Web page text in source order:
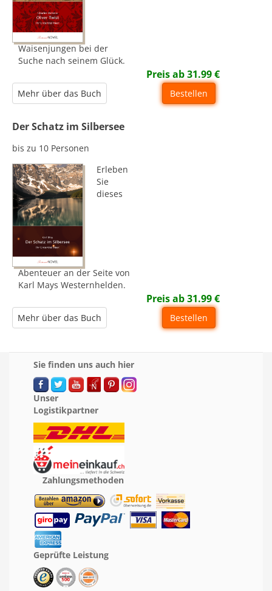
Waisenjungen bei der
Suche nach seinem Glück.
Preis ab31.99€
Mehr über das Buch Bestellen
Der Schatz im Silbersee
bis zu 10 Personen
Erleben
Sie
dieses
Abenteuer an der Seite von
Karl Mays Westernhelden.
Preis ab31.99€
Mehr über das Buch Bestellen
Sie finden uns auch hier
Unser
Logistikpartner
Zahlungsmethoden
Geprüfte Leistung